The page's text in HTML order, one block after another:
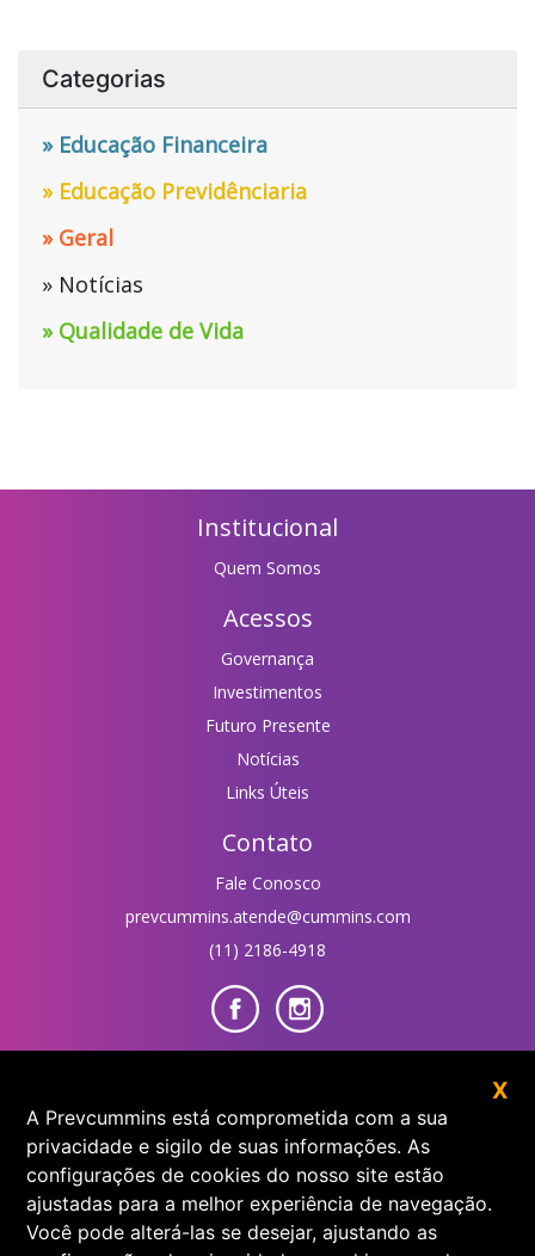
Categorias
» Educação Financeira
» Educação Previdênciaria
» Geral
» Notícias
» Qualidade de Vida
Institucional
Quem Somos
Acessos
Governança
Investimentos
Futuro Presente
Notícias
Links Úteis
Contato
Fale Conosco
prevcummins.atende@cummins.com
(11) 2186-4918
X
A Prevcummins está comprometida com a sua
privacidade e sigilo de suas informações. As
configurações de cookies do nosso site estão
ajustadas para a melhor experiência de navegação.
Você pode alterá-las se desejar, ajustando as